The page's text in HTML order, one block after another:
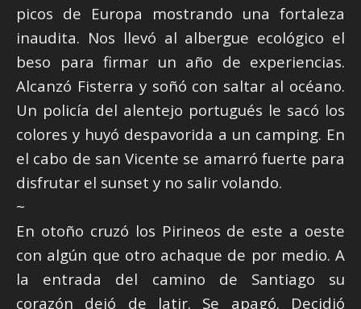
picos de Europa mostrando una fortaleza
inaudita. Nos llevó al albergue ecológico el
beso para firmar un año de experiencias.
Alcanzó Fisterra y soñó con saltar al océano.
Un policía del alentejo portugués le sacó los
colores y huyó despavorida a un camping. En
el cabo de san Vicente se amarró fuerte para
disfrutar el sunset y no salir volando.
~
En otoño cruzó los Pirineos de este a oeste
con algún que otro achaque de por medio. A
la entrada del camino de Santiago su
corazón dejó de latir. Se apagó. Decidió